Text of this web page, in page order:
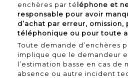
enchères par téléphone et
responsable pour avoir
d’achat par erreur,
téléphonique ou pour toute
Toute demande d’enchères
implique que le demandeur
l’estimation basse en cas de
absence ou autre incident